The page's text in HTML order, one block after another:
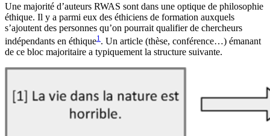
Une majorité d’auteurs RWAS sont dans une optique de philosophie
éthique. Il y a parmi eux des éthiciens de formation auxquels
s’ajoutent des personnes qu’on pourrait qualifier de chercheurs
indépendants en éthique1 . Un article (thèse, conférence…) émanant
de ce bloc majoritaire a typiquement la structure suivante.